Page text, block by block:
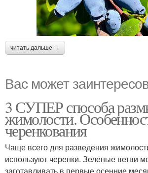
читать дальше →
Вас может
3 СУПЕР способа
жимолости.
черенкования
Чаще всего для разведения
используют черенки. Зеленые ветви
заготавливать в первые осенние